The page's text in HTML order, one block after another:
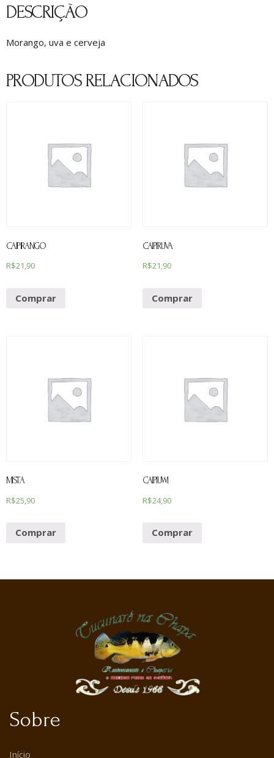
DESCRIÇÃO
Morango, uva e cerveja
PRODUTOS RELACIONADOS
CAIPIRANGO
R$21,90
Comprar
CAIPIRUVA
R$21,90
Comprar
MISTA
R$25,90
Comprar
CAIPIUWI
R$24,90
Comprar
Sobre
Início